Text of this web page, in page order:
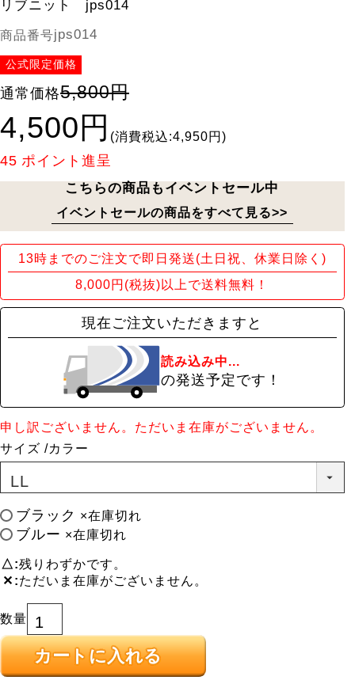
リブニット jps014
商品番号jps014
公式限定価格
通常価格5,800円
4,500円 (消費税込:4,950円)
45 ポイント進呈
こちらの商品もイベントセール中
イベントセールの商品をすべて見る>>
13時までのご注文で即日発送(土日祝、休業日除く)
8,000円(税抜)以上で送料無料！
現在ご注文いただきますと
読み込み中...
の発送予定です！
申し訳ございません。ただいま在庫がございません。
サイズ
カラー
ブラック ×在庫切れ
ブルー ×在庫切れ
△ 残りわずかです。
✕ ただいま在庫がございません。
カートに入れる